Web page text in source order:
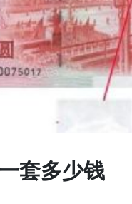
套多少钱